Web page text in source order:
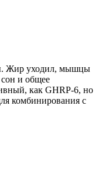
Жир уходил, мышцы
и общее
как GHRP-6, но
комбинирования с